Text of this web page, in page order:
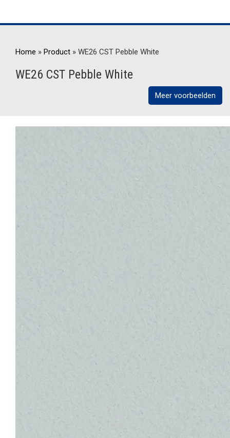
Home » Product » WE26 CST Pebble White
WE26 CST Pebble White
Meer voorbeelden